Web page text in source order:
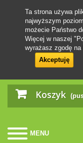
Koszyk
MENU
Ta strona używa
najwyższym
możecie Państwo
Więcej w naszej
wyrażasz zgodę
Akceptuję